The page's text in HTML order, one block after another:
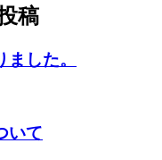
稿
した。
いて